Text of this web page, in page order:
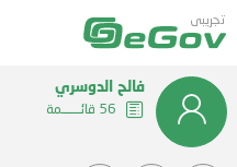
تجريبى
فالح الدوسري